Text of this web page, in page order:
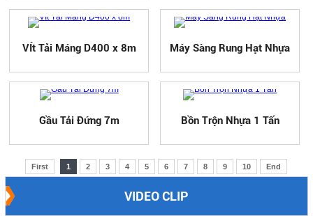
VÍt Tải Máng D400 x 8m Máy Sàng Rung Hạt Nhựa
Gầu Tải Đứng 7m Bồn Trộn Nhựa 1 Tấn
First 1 2 3 4 5 6 7 8 9 10 End
VIDEO CLIP